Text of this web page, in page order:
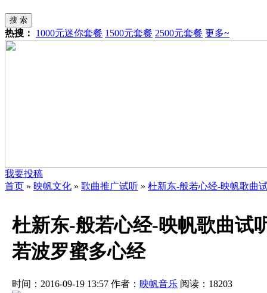
搜 索
热搜： 1000元迷你套餐 1500元套餐 2500元套餐 更多~
我要投稿
首页 » 映帆文化 » 歌曲推广试听 » 杜新东-般若心经-映帆歌曲
杜新东-般若心经-映帆歌曲试
若波罗蜜多心经
时间：2016-09-19 13:57 作者： 映帆音乐 阅读： 18203